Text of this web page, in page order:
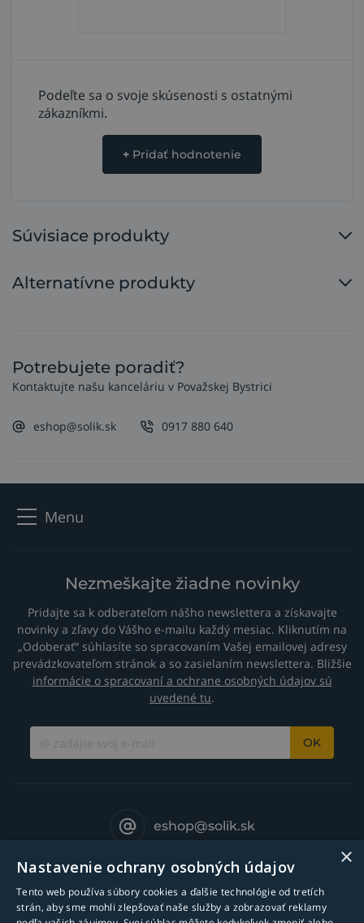
Podeľte sa o svoje skúsenosti s ostatnými
zákazníkmi.
+ Pridať hodnotenie
Súvisiace produkty
Alternatívne produkty
Potrebujete poradiť?
Kontaktujte našu kanceláriu v Považskej Bystrici
eshop@solik.sk 0917 880 640
Menu
Nezmeškajte žiadne novinky
Pridajte sa k odberateľom nášho newslettera a získavajte
novinky a zľavy do Vášho e-mailu každý mesiac. Kliknutím na
„Odoberať“ súhlasíte so spracovaním Vašej emailovej adresy
prevádzkovateľom stránok a so zasielaním newslettera. Bližšie
informácie o spracovaní a ochrane osobných údajov sú
uvedené tu.
OK
eshop@solik.sk
×
Nastavenie ochrany osobných údajov
Tento web používa súbory cookies a ďalšie technológie od tretích
strán, aby sme mohli zlepšovať naše služby a zobrazovať reklamy